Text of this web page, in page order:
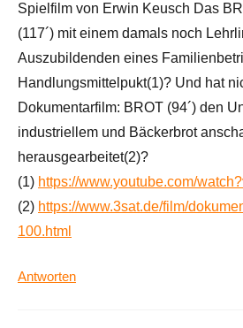
Spielfilm von Erwin Keusch Das
(117´) mit einem damals noch
Auszubildenden eines
Handlungsmittelpukt(1)? Und hat
Dokumentarfilm: BROT (94´) den
industriellem und Bäckerbrot
herausgearbeitet(2)?
(1) https://www.youtube.com/
(2) https://www.3sat.de/film/
100.html
Antworten